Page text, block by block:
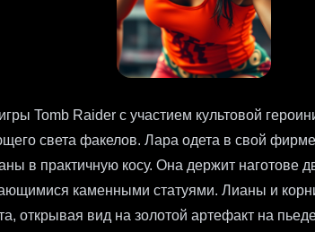
Tomb Raider с участием культовой
света факелов. Лара одета в свой
в практичную косу. Она держит наготове
каменными статуями. Лианы и
открывая вид на золотой артефакт на